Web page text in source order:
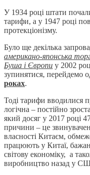
У 1934 році штати
тарифи, а у 1947 році
протекціонізму.
Було ще декілька
американо-японська
Буша і Європи у 2002
зупинятися, перейдемо
роках.
Тоді тарифи вводилися
логічна – постійно
який досяг у 2017 році
причини – це
власності Китаєм,
працюють у Китаї,
світову економіку, а
виробництво назад у